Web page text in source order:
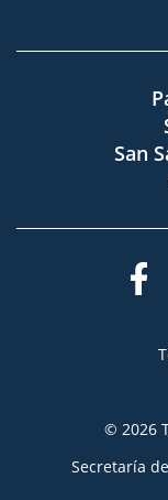
San
© 2026
Secretaría